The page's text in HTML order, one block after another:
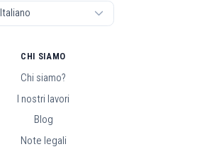
CHI SIAMO
Chi siamo?
I nostri lavori
Blog
Note legali